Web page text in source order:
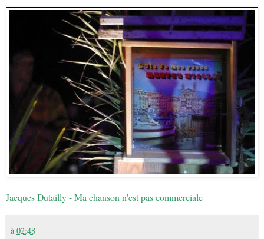
Jacques Dutailly - Ma chanson n'est pas commerciale
à 02:48